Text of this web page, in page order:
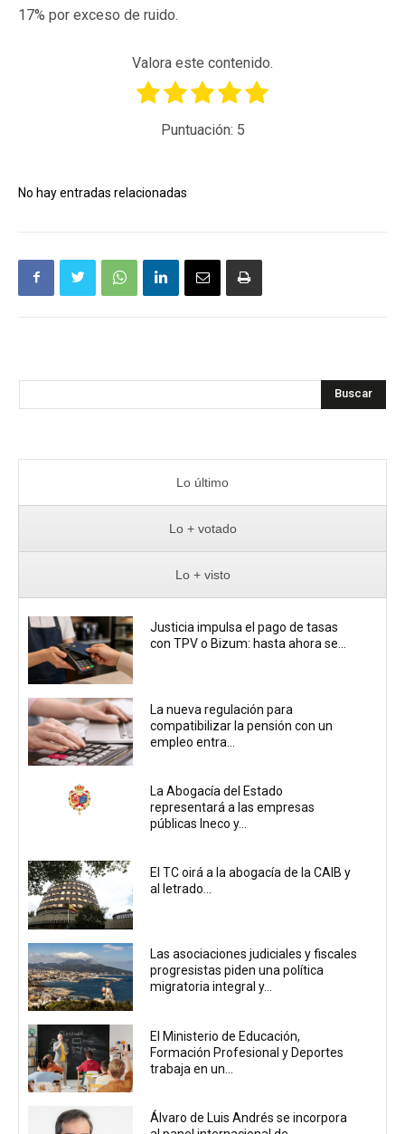
17% por exceso de ruido.
Valora este contenido.
Puntuación: 5
No hay entradas relacionadas
Buscar
Lo último
Lo + votado
Lo + visto
Justicia impulsa el pago de tasas
con TPV o Bizum: hasta ahora se...
La nueva regulación para
compatibilizar la pensión con un
empleo entra...
La Abogacía del Estado
representará a las empresas
públicas Ineco y...
El TC oirá a la abogacía de la CAIB y
al letrado...
Las asociaciones judiciales y fiscales
progresistas piden una política
migratoria integral y...
El Ministerio de Educación,
Formación Profesional y Deportes
trabaja en un...
Álvaro de Luis Andrés se incorpora